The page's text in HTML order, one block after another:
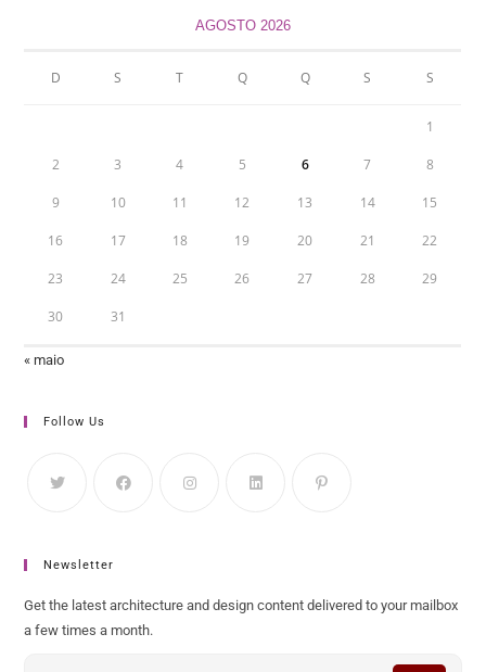
AGOSTO 2026
D S T Q Q S S
1
2 3 4 5 6 7 8
9 10 11 12 13 14 15
16 17 18 19 20 21 22
23 24 25 26 27 28 29
30 31
« maio
Follow Us
Newsletter
Get the latest architecture and design content delivered to your mailbox
a few times a month.